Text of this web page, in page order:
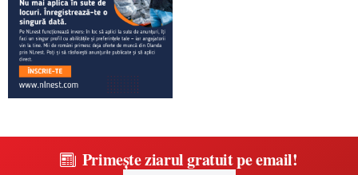
Primește ziarul gratuit pe email!